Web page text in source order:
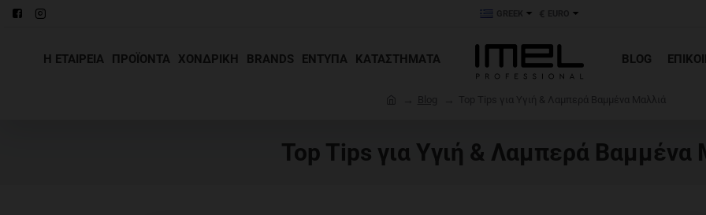
Η ΕΤΑΙΡΕΊΑ ΠΡΟΪΌΝΤΑ ΧΟΝΔΡΙΚΉ BRANDS ΕΝΤΥΠΑ ΚΑΤΑΣΤΗΜΑΤΑ BLOG
e
Top Tips για Υγιή & Λαμπερά Βαμμένα